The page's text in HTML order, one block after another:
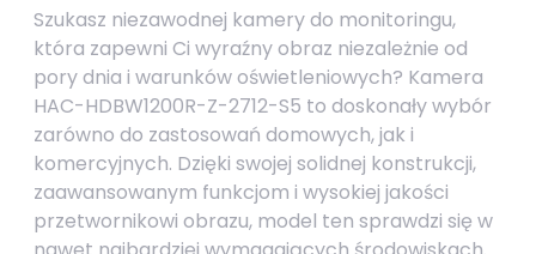
Szukasz niezawodnej kamery do monitoringu,
która zapewni Ci wyraźny obraz niezależnie od
pory dnia i warunków oświetleniowych? Kamera
HAC-HDBW1200R-Z-2712-S5 to doskonały wybór
zarówno do zastosowań domowych, jak i
komercyjnych. Dzięki swojej solidnej konstrukcji,
zaawansowanym funkcjom i wysokiej jakości
przetwornikowi obrazu, model ten sprawdzi się w